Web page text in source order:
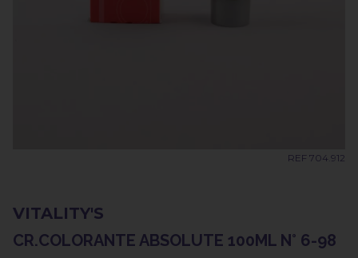
REF 704.912
VITALITY'S
CR.COLORANTE ABSOLUTE 100ML N° 6-98